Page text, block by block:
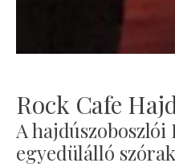
Rock Cafe
A hajdúszoboszlói
egyedülálló